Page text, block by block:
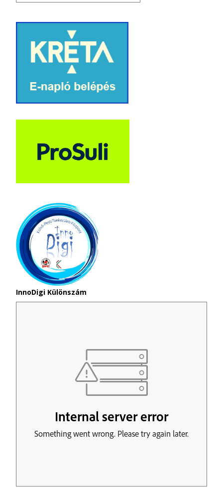
InnoDigi Különszám